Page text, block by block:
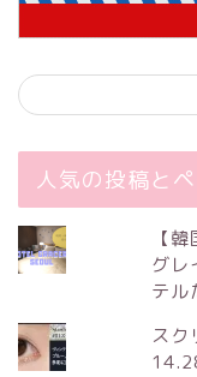
人気の投稿と
【
グレ
テ
ス